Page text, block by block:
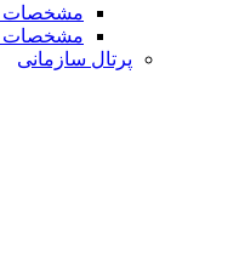
مشخصات
مشخصات
پرتال سازمانی